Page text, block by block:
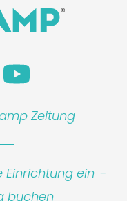
Zeitung
Einrichtung ein -
buchen